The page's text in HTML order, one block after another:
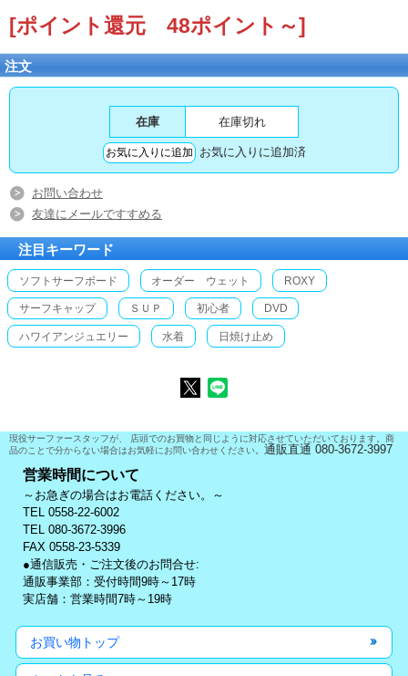
[ポイント還元 48ポイント～]
注文
在庫 在庫切れ
お気に入りに追加済
お問い合わせ
友達にメールですすめる
注目キーワード
ソフトサーフボード オーダー ウェット ROXY
サーフキャップ ＳＵＰ 初心者 DVD
ハワイアンジュエリー 水着 日焼け止め
現役サーファースタッフが、 店頭でのお買物と同じように対応させていただいております。商
品のことで分からない場合はお気軽にお問い合わせください。 通販直通 080-3672-3997
営業時間について
～お急ぎの場合はお電話ください。～
TEL 0558-22-6002
TEL 080-3672-3996
FAX 0558-23-5339
●通信販売・ご注文後のお問合せ:
通販事業部：受付時間9時～17時
実店舗：営業時間7時～19時
お買い物トップ